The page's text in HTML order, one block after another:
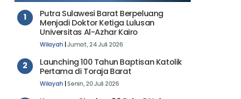
1
Putra Sulawesi Barat Berpeluang
Menjadi Doktor Ketiga Lulusan
Universitas Al-Azhar Kairo
Wilayah |Jumat, 24 Juli 2026
2
Launching 100 Tahun Baptisan Katolik
Pertama di Toraja Barat
Wilayah |Senin, 20 Juli 2026